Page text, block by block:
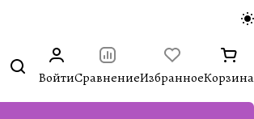
ВойтиСравнениеИзбранноеКорзина